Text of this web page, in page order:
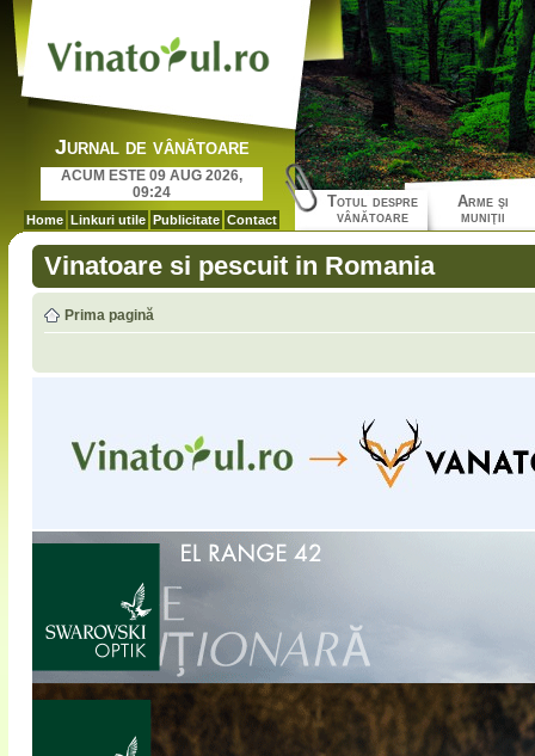
Jurnal de vânătoare
ACUM ESTE 09 AUG 2026,
09:24
Home Linkuri utile Publicitate Contact
Totul despre
vânătoare
Arme şi
muniţii
Vinatoare si pescuit in Romania
Prima pagină